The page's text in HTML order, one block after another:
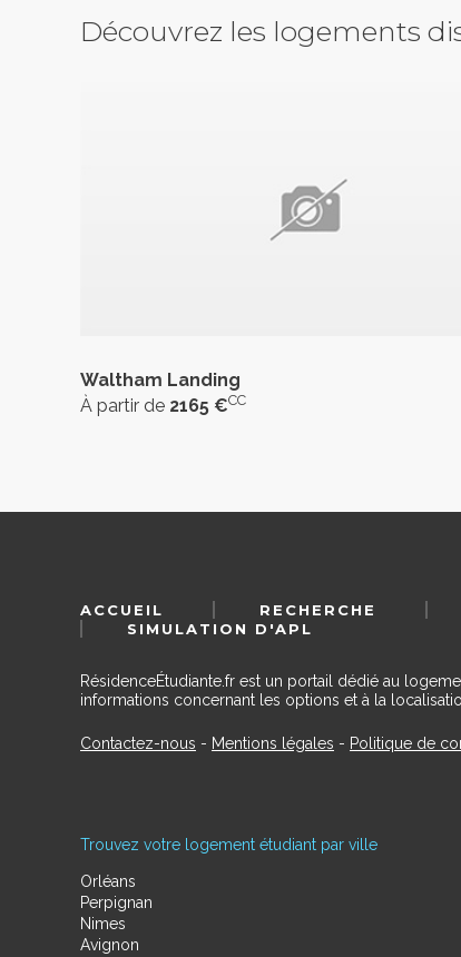
Découvrez les logements
Waltham Landing
À partir de 2165 €CC
ACCUEIL RECHERCHE
SIMULATION D'APL
RésidenceÉtudiante.fr est un portail dédié au
informations concernant les options et à la
Contactez-nous - Mentions légales - Politique de
Trouvez votre logement étudiant par ville
Orléans
Perpignan
Nimes
Avignon